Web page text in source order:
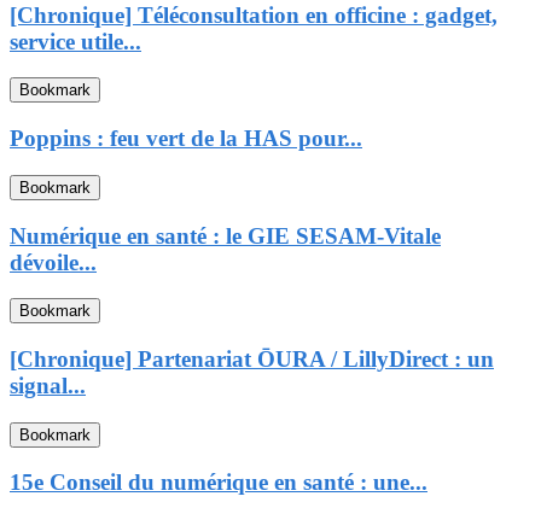
[Chronique] Téléconsultation en officine : gadget,
service utile...
Bookmark
Poppins : feu vert de la HAS pour...
Bookmark
Numérique en santé : le GIE SESAM-Vitale
dévoile...
Bookmark
[Chronique] Partenariat ŌURA / LillyDirect : un
signal...
Bookmark
15e Conseil du numérique en santé : une...